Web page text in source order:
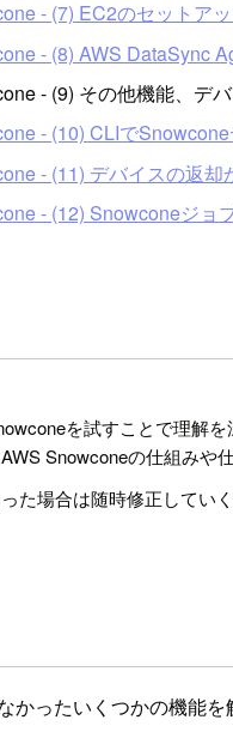
- (7) EC2のセットア
- (8) AWS DataSync
- (9) その他機能、デ
- (10) CLIで
- (11) デバイスの返
- (12) Snowconeジョ
を試すことで理解を
Snowconeの仕組みや
た場合は随時修正してい
かったいくつかの機能を